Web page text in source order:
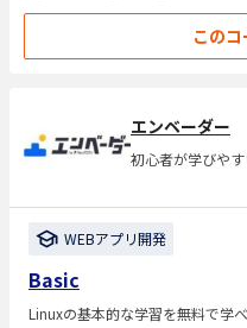
この
エンベーダー
初心者が学びや
WEBアプリ開発
Basic
Linuxの基本的な学習を無料で学べ